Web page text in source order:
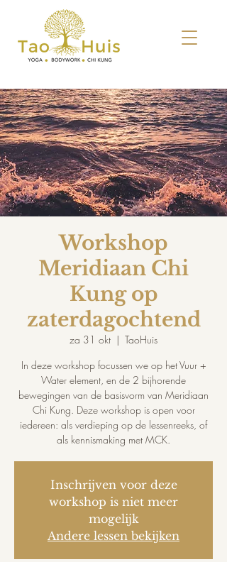
Workshop
Meridiaan Chi
Kung op
zaterdagochtend
za 31 okt
  |
TaoHuis
In deze workshop focussen we op het Vuur +
Water element, en de 2 bijhorende
bewegingen van de basisvorm van Meridiaan
Chi Kung. Deze workshop is open voor
iedereen: als verdieping op de lessenreeks, of
als kennismaking met MCK.
Inschrijven voor deze
workshop is niet meer
mogelijk
Andere lessen bekijken